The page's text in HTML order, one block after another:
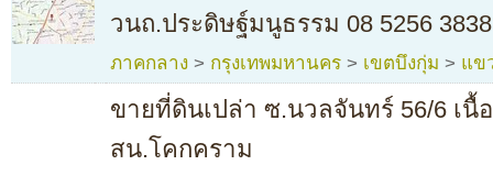
วนถ.ประดิษฐ์มนูธรรม 08 5256
ภาคกลาง > กรุงเทพมหานคร > เขตบึงกุ่ม > แข
ขายที่ดินเปล่า ซ.นวลจันทร์ 56/6 เนื้
สน.โคกคราม